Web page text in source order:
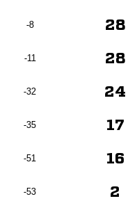
-8 28
-11 28
-32 24
-35 17
-51 16
-53 2